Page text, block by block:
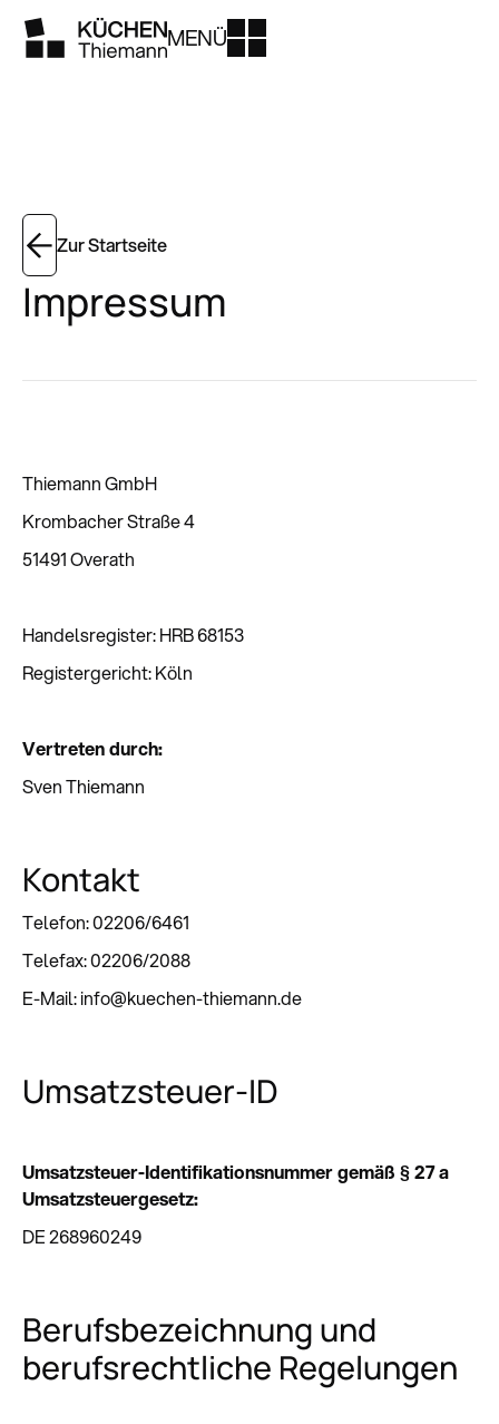
MENÜ
Zur Startseite
Impressum
Thiemann GmbH
Krombacher Straße 4
51491 Overath
Handelsregister: HRB 68153
Registergericht: Köln
Vertreten durch:
Sven Thiemann
Kontakt
Telefon: 02206/6461
Telefax: 02206/2088
E-Mail: info@kuechen-thiemann.de
Umsatzsteuer-ID
Umsatzsteuer-Identifikationsnummer gemäß § 27 a
Umsatzsteuergesetz:
DE 268960249
Berufs­bezeichnung und
berufs­rechtliche Regelungen